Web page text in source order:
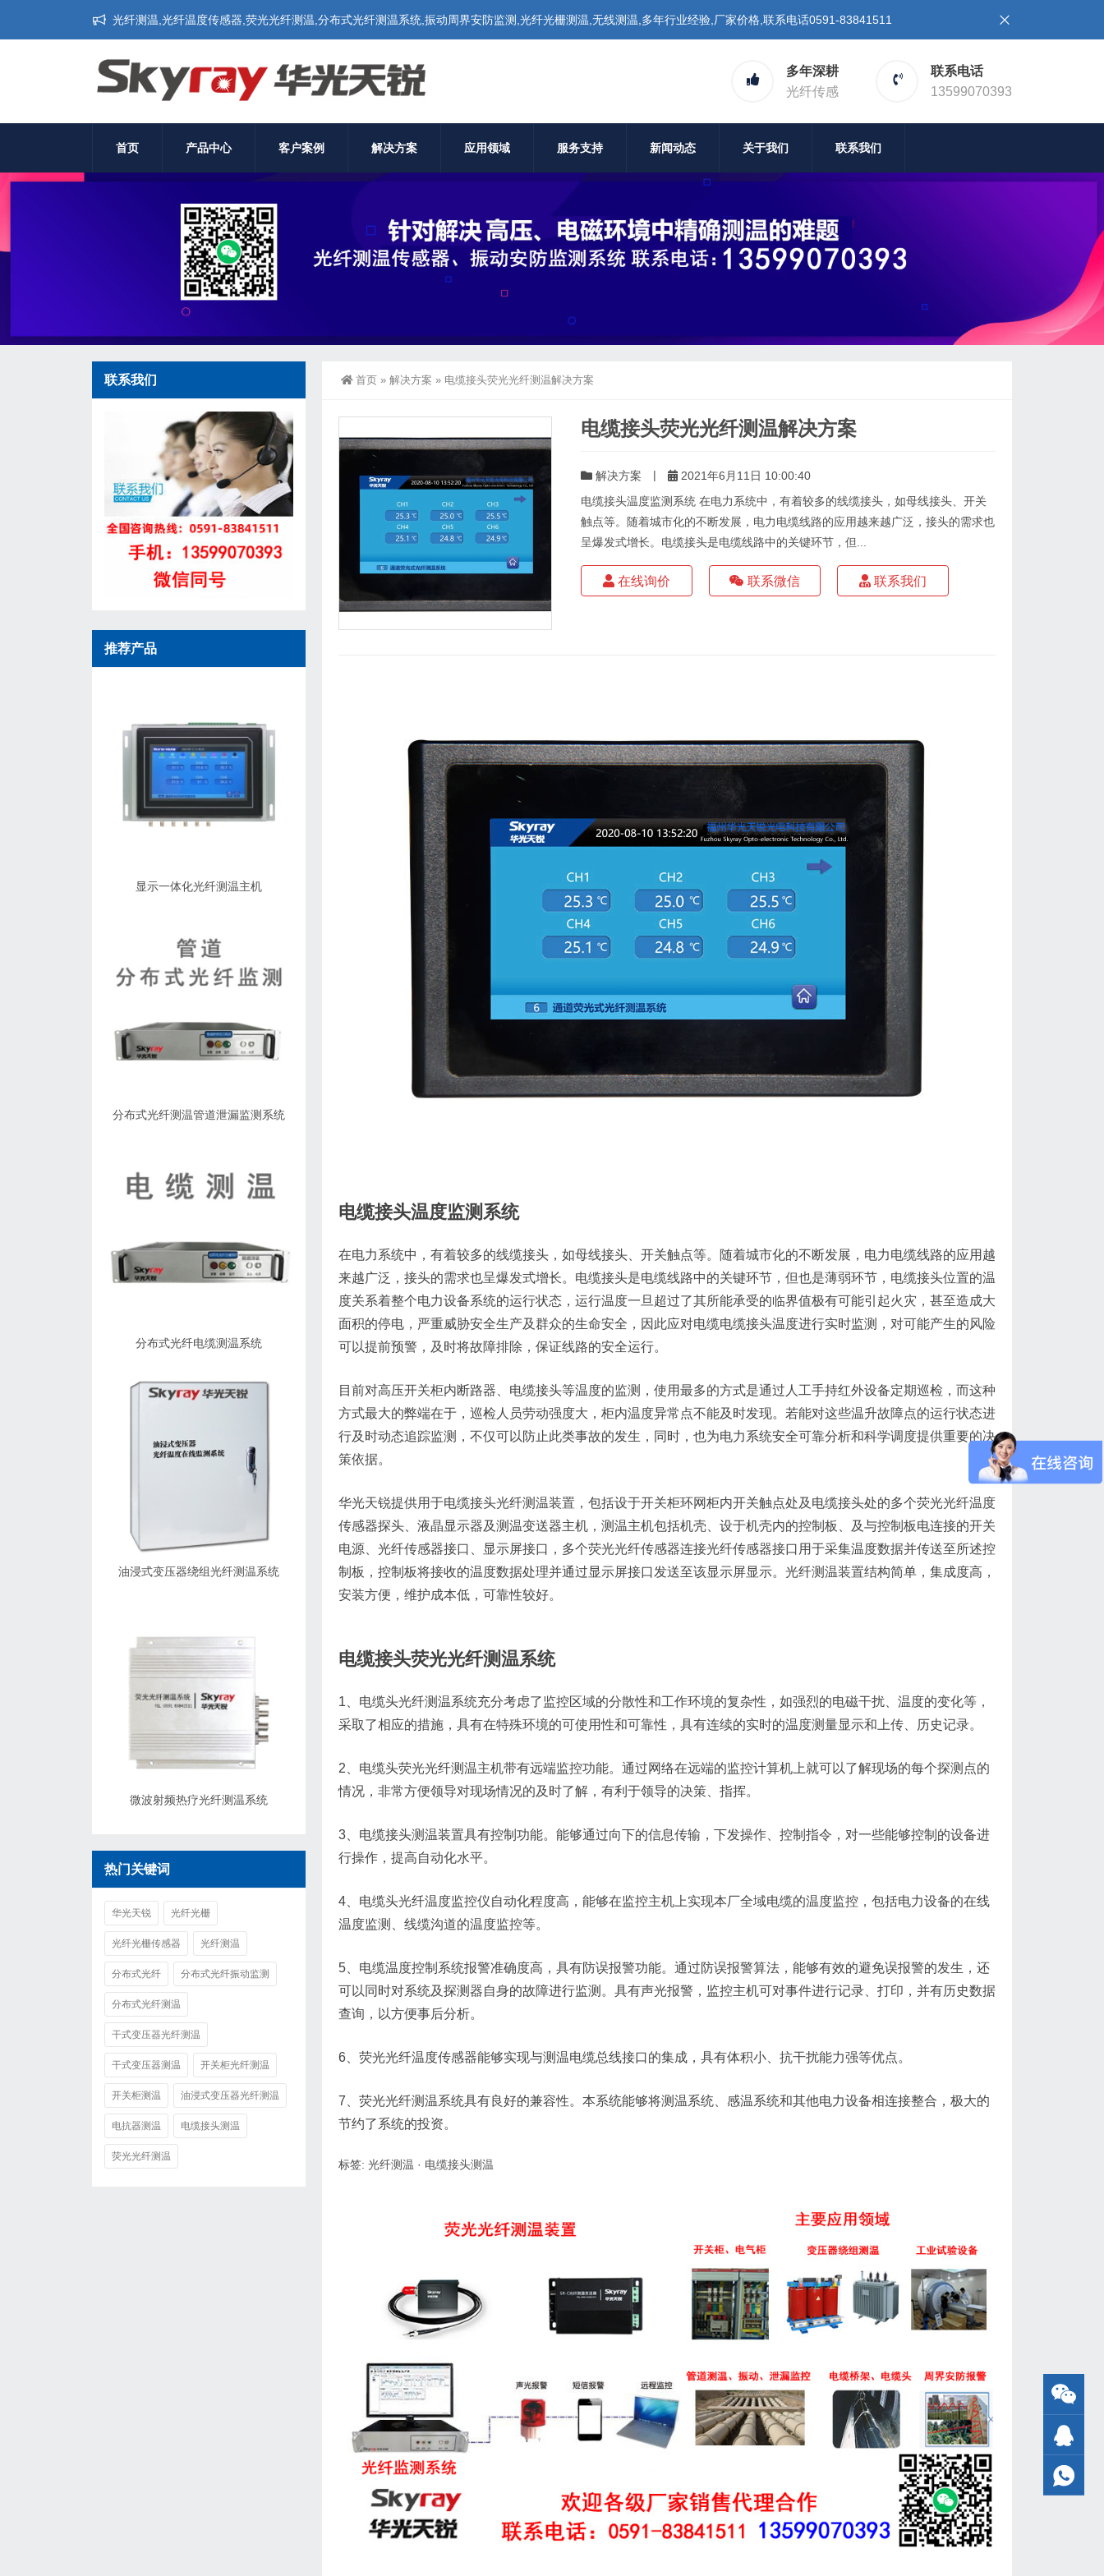
光纤测温,光纤温度传感器,荧光光纤测温,分布式光纤测温系统,振动周界安防监测,光纤光栅测温,无线测温,多年行业经验,厂家价格,联系电话0591-83841511
多年深耕
光纤传感
联系电话
13599070393
首页 产品中心 客户案例 解决方案 应用领域 服务支持 新闻动态 关于我们 联系我们
首页 » 解决方案 » 电缆接头荧光光纤测温解决方案
电缆接头荧光光纤测温解决方案
解决方案 |
2021年6月11日 10:00:40
电缆接头温度监测系统 在电力系统中，有着较多的线缆接头，如母线接头、开关
触点等。随着城市化的不断发展，电力电缆线路的应用越来越广泛，接头的需求也
呈爆发式增长。电缆接头是电缆线路中的关键环节，但...
在线询价 联系微信 联系我们
电缆接头温度监测系统
在电力系统中，有着较多的线缆接头，如母线接头、开关触点等。随着城市化的不断发展，电力电缆线路的应用越
来越广泛，接头的需求也呈爆发式增长。 电缆接头是电缆线路中的关键环节，但也是薄弱环节， 电缆接头位置的温
度关系着整个电力设备系统的运行状态，运行温度一旦超过了其所能承受的临界值极有可能引起火灾，甚至造成大
面积的停电，严重威胁安全生产及群众的生命安全，因此应对电缆电缆接头温度进行实时监测，对可能产生的风险
可以提前预警，及时将故障排除，保证线路的安全运行。
目前对高压开关柜内断路器、 电缆接头等温度的监测，使用最多的方式是通过人工手持红外设备定期巡检，而这种
方式最大的弊端在于，巡检人员劳动强度大，柜内温度异常点不能及时发现。若能对这些温升故障点的运行状态进
行及时动态追踪监测，不仅可以防止此类事故的发生，同时，也为电力系统安全可靠分析和科学调度提供重要的决
策依据。
华光天锐提供用于电缆接头光纤测温装置，包括设于开关柜环网柜内开关触点处及 电缆接头处的多个荧光光纤温度
传感器探头、液晶显示器及测温变送器主机 ， 测温主机包括机壳、设于机壳内的控制板、及与控制板电连接的开关
电源、光纤传感器接口、显示屏接口，多个荧光光纤传感器连接光纤传感器接口用于采集温度数据并传送至所述控
制板，控制板将接收的温度数据处理并通过显示屏接口发送至该显示屏显示。光纤测温装置结构简单，集成度高，
安装方便，维护成本低，可靠性较好。
电缆接头荧光光纤测温系统
1、电缆头光纤测温系统充分考虑了监控区域的分散性和工作环境的复杂性，如强烈的电磁干扰、温度的变化等，
采取了相应的措施，具有在特殊环境的可使用性和可靠性，具有连续的实时的温度测量显示和上传、历史记录。
2、电缆头荧光光纤测温主机带有远端监控功能。通过网络在远端的监控计算机上就可以了解现场的每个探测点的
情况，非常方便领导对现场情况的及时了解，有利于领导的决策、指挥。
3、电缆接头测温装置具有控制功能。能够通过向下的信息传输，下发操作、控制指令，对一些能够控制的设备进
行操作，提高自动化水平。
4、电缆头光纤温度监控仪自动化程度高，能够在监控主机上实现本厂全域电缆的温度监控，包括电力设备的在线
温度监测、线缆沟道的温度监控等。
5、电缆温度控制系统报警准确度高，具有防误报警功能。通过防误报警算法，能够有效的避免误报警的发生，还
可以同时对系统及探测器自身的故障进行监测。具有声光报警，监控主机可对事件进行记录、打印，并有历史数据
查询，以方便事后分析。
6、荧光光纤温度传感器能够实现与测温电缆总线接口的集成，具有体积小、抗干扰能力强等优点。
7、荧光光纤测温系统具有良好的兼容性。本系统能够将测温系统、感温系统和其他电力设备相连接整合，极大的
节约了系统的投资。
标签: 光纤测温 · 电缆接头测温
联系我们
推荐产品
显示一体化光纤测温主机
分布式光纤测温管道泄漏监测系统
分布式光纤电缆测温系统
油浸式变压器绕组光纤测温系统
微波射频热疗光纤测温系统
热门关键词
华光天锐 光纤光栅
光纤光栅传感器 光纤测温
分布式光纤 分布式光纤振动监测
分布式光纤测温
干式变压器光纤测温
干式变压器测温 开关柜光纤测温
开关柜测温 油浸式变压器光纤测温
电抗器测温 电缆接头测温
荧光光纤测温